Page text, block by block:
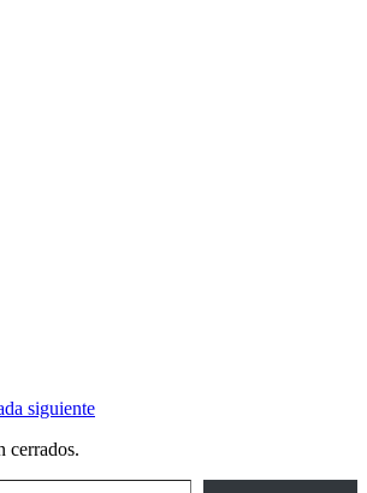
siguiente
cerrados.